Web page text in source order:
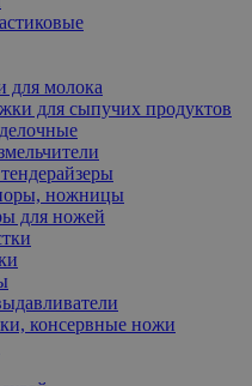
для молока
для сыпучих продуктов
ножницы
для ножей
консервные ножи